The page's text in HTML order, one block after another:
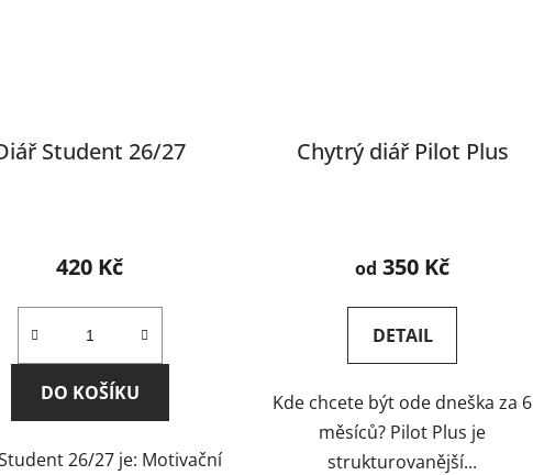
Student 26/27
hodnocení
je
5,0
5
420 Kč
DO KOŠÍKU
26/27 je: Motivační
Chytrý diář Pilot Plus
hodnocení
je
5,0
5
hvězdiček.
od 350 Kč
DETAIL
Kde chcete být ode dneška za 6
měsíců? Pilot Plus je
strukturovanější...